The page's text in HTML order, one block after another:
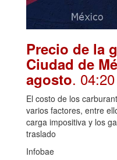
Precio de la
Ciudad de
agosto. 04:20
El costo de los
varios factores, entre
carga impositiva y los
traslado
Infobae